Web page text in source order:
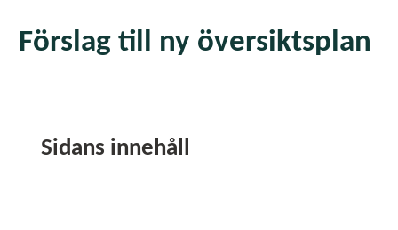
Förslag till ny översiktsplan
Sidans innehåll